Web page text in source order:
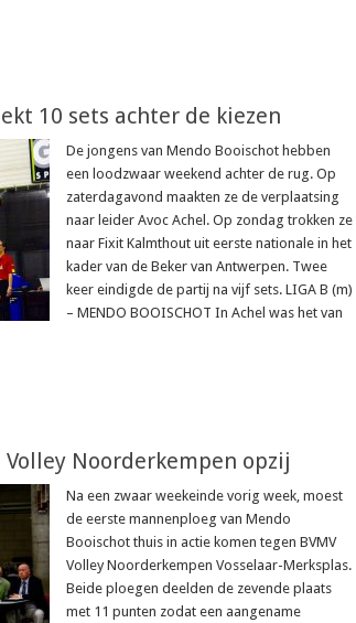
10 sets achter de kiezen
De jongens van Mendo Booischot hebben
een loodzwaar weekend achter de rug. Op
zaterdagavond maakten ze de verplaatsing
naar leider Avoc Achel. Op zondag trokken ze
naar Fixit Kalmthout uit eerste nationale in het
kader van de Beker van Antwerpen. Twee
keer eindigde de partij na vijf sets. LIGA B (m)
– MENDO BOOISCHOT In Achel was het van
Volley Noorderkempen opzij
Na een zwaar weekeinde vorig week, moest
de eerste mannenploeg van Mendo
Booischot thuis in actie komen tegen BVMV
Volley Noorderkempen Vosselaar-Merksplas.
Beide ploegen deelden de zevende plaats
met 11 punten zodat een aangename